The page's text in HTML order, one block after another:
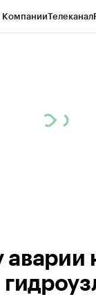
КомпанииТелеканал
аварии